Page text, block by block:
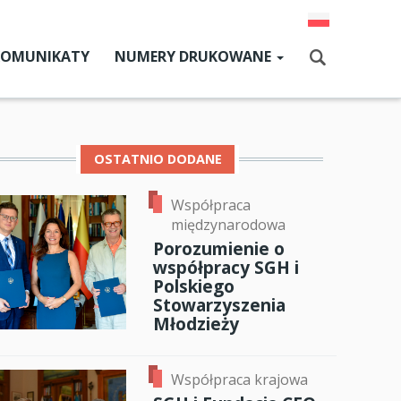
SGH
SGH
NUMERY DRUKOWANE
Aktualny numer
OSTATNIO DODANE
Współpraca
międzynarodowa
Porozumienie o
współpracy SGH i
Polskiego
Stowarzyszenia
Młodzieży
Współpraca krajowa